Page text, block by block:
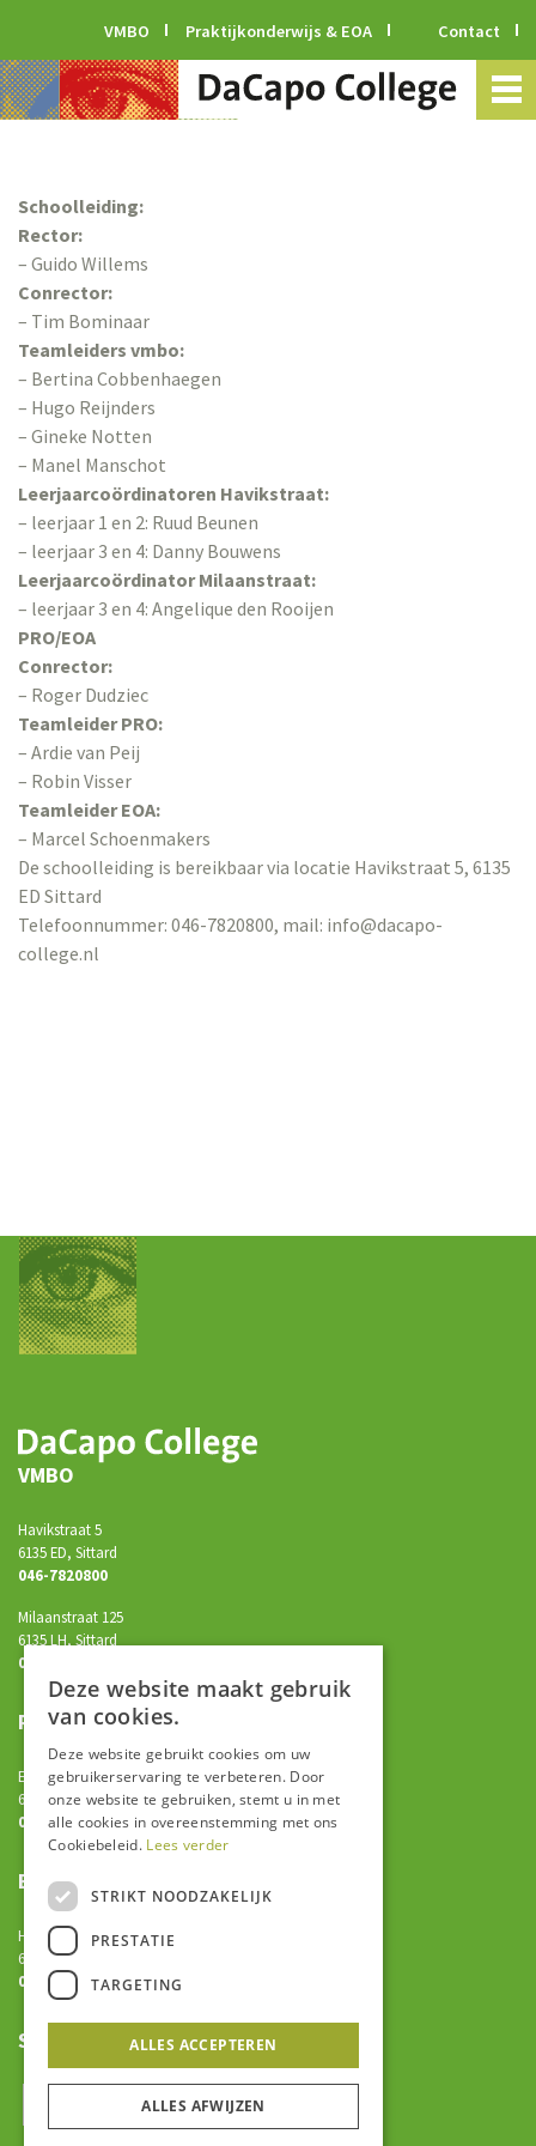
VMBO Praktijkonderwijs & EOA Contact
Schoolleiding:
Rector:
– Guido Willems
Conrector:
– Tim Bominaar
Teamleiders vmbo:
– Bertina Cobbenhaegen
– Hugo Reijnders
– Gineke Notten
– Manel Manschot
Leerjaarcoördinatoren Havikstraat:
– leerjaar 1 en 2: Ruud Beunen
– leerjaar 3 en 4: Danny Bouwens
Leerjaarcoördinator Milaanstraat:
– leerjaar 3 en 4: Angelique den Rooijen
PRO/EOA
Conrector:
– Roger Dudziec
Teamleider PRO:
– Ardie van Peij
– Robin Visser
Teamleider EOA:
– Marcel Schoenmakers
De schoolleiding is bereikbaar via locatie Havikstraat 5, 6135
ED Sittard
Telefoonnummer: 046-7820800, mail: info@dacapo-
college.nl
VMBO
Havikstraat 5
6135 ED, Sittard
046-7820800
Milaanstraat 125
6135 LH, Sittard
046-7820750
Praktijkonderwijs
Einighauserweg 25
6163 AK, Geleen
046-7820700
EOA
Havikstraat 5
6135 ED, Sittard
046-7820700
Socials
Deze website maakt gebruik
van cookies.
Deze website gebruikt cookies om uw
gebruikerservaring te verbeteren. Door
onze website te gebruiken, stemt u in met
alle cookies in overeenstemming met ons
Cookiebeleid. Lees verder
STRIKT NOODZAKELIJK
PRESTATIE
TARGETING
ALLES ACCEPTEREN
ALLES AFWIJZEN